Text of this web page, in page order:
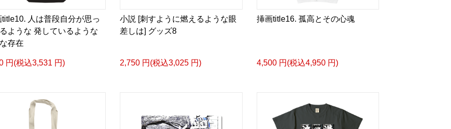
<デザイン画集&グッズカタログ>
＿＿＿＿＿＿＿＿＿＿＿＿＿＿＿＿＿＿＿＿＿＿
挿画&グッズカタログ <デザイン画集:BEST版>
小説 [刺すように燃えるような眼差しは] -Version2.
挿画&グッズカタログ <デザイン画集:BEST版>
title10. 人は普段自分が思っ
ような 発しているような
存在
円(税込3,531 円)
小説 [刺すように燃えるような眼
差しは] グッズ8
2,750 円(税込3,025 円)
挿画title16. 孤高とその心魂
4,500 円(税込4,950 円)